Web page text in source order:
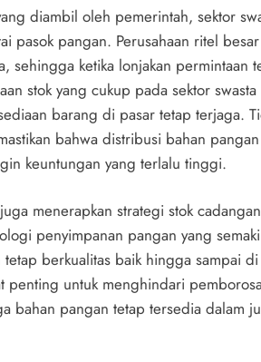
diambil oleh pemerintah, sektor
pasok pangan. Perusahaan ritel
sehingga ketika lonjakan
stok yang cukup pada sektor
barang di pasar tetap terjaga.
bahwa distribusi bahan
keuntungan yang terlalu tinggi.
menerapkan strategi stok
penyimpanan pangan yang
berkualitas baik hingga sampai
penting untuk menghindari
bahan pangan tetap tersedia dalam